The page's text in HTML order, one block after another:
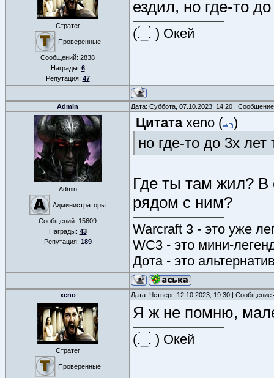
Стратег
Проверенные
Сообщений: 2838
Награды: 6
Репутация: 47
ездил, но где-то
(.́_.̀ ) Окей
Admin Дата: Суббота, 07.10.2023, 14:20 |
Admin
Администраторы
Сообщений: 15609
Награды: 43
Репутация: 189
Цитата xeno ( )
но где-то до 3х
Где ты там жил? В
рядом с ним?
Warcraft 3 - это уже
WC3 - это мини-
Дота - это
xeno Дата: Четверг, 12.10.2023, 19:30 |
Стратег
Проверенные
Я ж не помню,
(.́_.̀ ) Окей